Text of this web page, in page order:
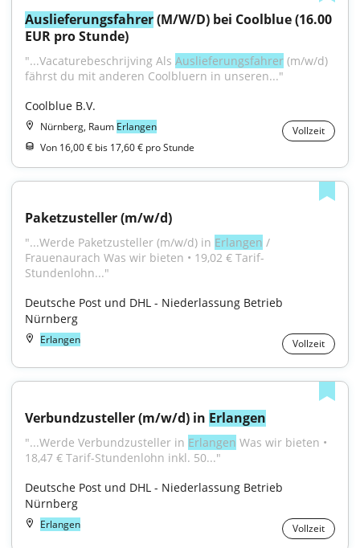
Auslieferungsfahrer (M/W/D) bei Coolblue (16.00
EUR pro Stunde)
"...Vacaturebeschrijving Als Auslieferungsfahrer (m/w/d)
fährst du mit anderen Coolbluern in unseren..."
Coolblue B.V.
Nürnberg, Raum Erlangen
Vollzeit
Von 16,00 € bis 17,60 € pro Stunde
Paketzusteller (m/w/d)
"...Werde Paketzusteller (m/w/d) in Erlangen /
Frauenaurach Was wir bieten • 19,02 € Tarif-
Stundenlohn..."
Deutsche Post und DHL - Niederlassung Betrieb
Nürnberg
Erlangen Vollzeit
Verbundzusteller (m/w/d) in Erlangen
"...Werde Verbundzusteller in Erlangen Was wir bieten •
18,47 € Tarif-Stundenlohn inkl. 50..."
Deutsche Post und DHL - Niederlassung Betrieb
Nürnberg
Erlangen Vollzeit